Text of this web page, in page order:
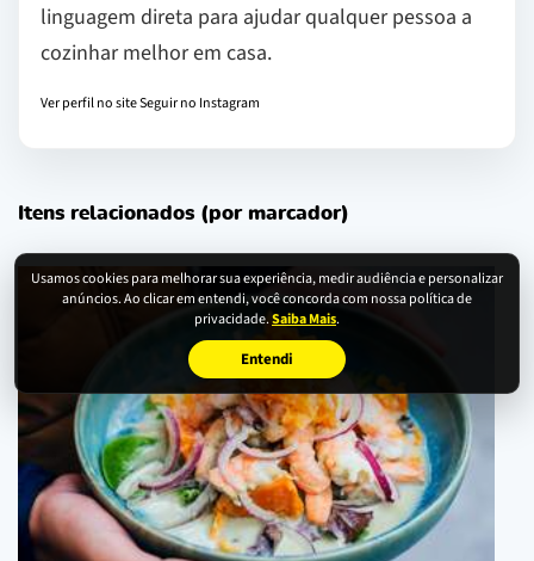
Usamos cookies para melhorar sua experiência, medir audiência e personalizar
anúncios. Ao clicar em entendi, você concorda com nossa política de
privacidade.Saiba Mais.
Entendi
linguagem direta para ajudar qualquer pessoa a
cozinhar melhor em casa.
Ver perfil no siteSeguir no Instagram
Itens relacionados (por marcador)